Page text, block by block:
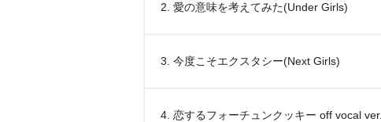
2. 愛の意味を考えてみた(Under Girls)
3. 今度こそエクスタシー(Next Girls)
4. 恋するフォーチュンクッキー off vocal ver.